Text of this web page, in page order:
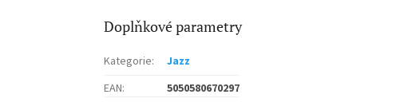
Doplňkové parametry
Kategorie:
Jazz
EAN: 5050580670297